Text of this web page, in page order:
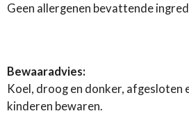
Geen allergenen bevattende
Bewaaradvies:
Koel, droog en donker, afgesloten
kinderen bewaren.